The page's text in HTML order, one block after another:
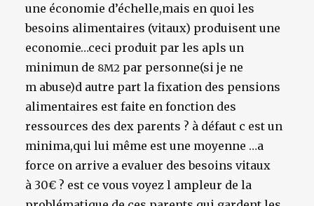
une économie d’échelle,mais en quoi les
besoins alimentaires (vitaux) produisent une
economie…ceci produit par les apls un
minimun de 8M2 par personne(si je ne
m abuse)d autre part la fixation des pensions
alimentaires est faite en fonction des
ressources des dex parents ? à défaut c est un
minima,qui lui même est une moyenne …a
force on arrive a evaluer des besoins vitaux
à 30€ ? est ce vous voyez l ampleur de la